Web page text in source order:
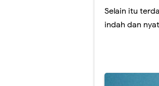
Selain itu
indah dan